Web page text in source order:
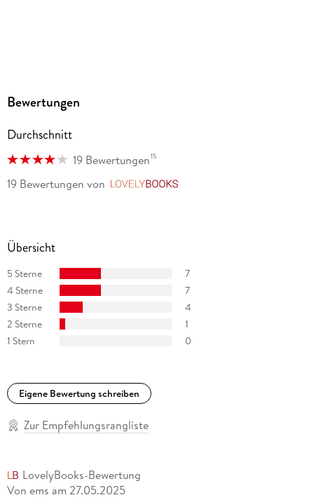
Bewertungen
Durchschnitt
19 Bewertungen15
19 Bewertungen von
Übersicht
5 Sterne
7
4 Sterne
7
3 Sterne
4
2 Sterne
1
1 Stern
0
Eigene Bewertung schreiben
Zur Empfehlungsrangliste
LovelyBooks-Bewertung
Von ems am 27.05.2025